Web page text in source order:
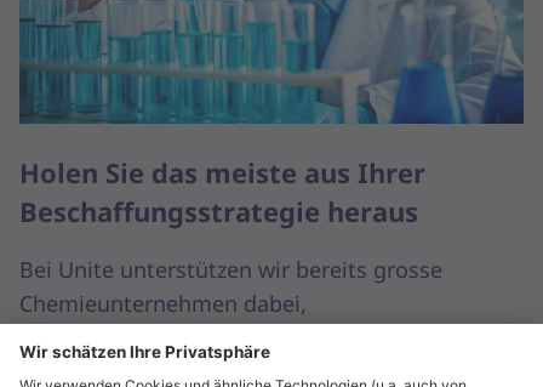
Holen Sie das meiste aus Ihrer
Beschaffungsstrategie heraus
Bei Unite unterstützen wir bereits grosse
Chemieunternehmen dabei,
widerstandsfähige Lieferketten zu stärken.